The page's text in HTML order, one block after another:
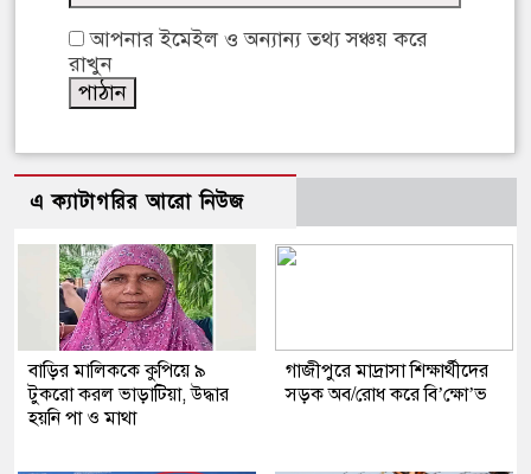
আপনার ইমেইল ও অন্যান্য তথ্য সঞ্চয় করে
রাখুন
এ ক্যাটাগরির আরো নিউজ
বাড়ির মালিককে কুপিয়ে ৯
টুকরো করল ভাড়াটিয়া, উদ্ধার
হয়নি পা ও মাথা
গাজীপুরে মাদ্রাসা শিক্ষার্থীদের
সড়ক অব/রোধ করে বি’ক্ষো’ভ